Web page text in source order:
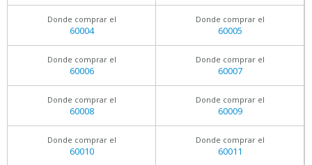
Donde comprar el
60004
Donde comprar el
60005
Donde comprar el
60006
Donde comprar el
60007
Donde comprar el
60008
Donde comprar el
60009
Donde comprar el
60010
Donde comprar el
60011